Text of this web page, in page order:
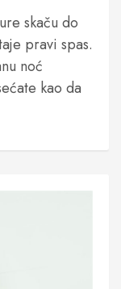
skaču do
pravi spas.
noć
kao da